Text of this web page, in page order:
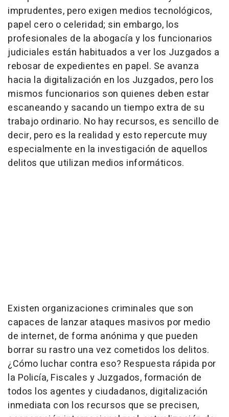
imprudentes, pero exigen medios tecnológicos,
papel cero o celeridad; sin embargo, los
profesionales de la abogacía y los funcionarios
judiciales están habituados a ver los Juzgados a
rebosar de expedientes en papel. Se avanza
hacia la digitalización en los Juzgados, pero los
mismos funcionarios son quienes deben estar
escaneando y sacando un tiempo extra de su
trabajo ordinario. No hay recursos, es sencillo de
decir, pero es la realidad y esto repercute muy
especialmente en la investigación de aquellos
delitos que utilizan medios informáticos.
Existen organizaciones criminales que son
capaces de lanzar ataques masivos por medio
de internet, de forma anónima y que pueden
borrar su rastro una vez cometidos los delitos.
¿Cómo luchar contra eso? Respuesta rápida por
la Policía, Fiscales y Juzgados, formación de
todos los agentes y ciudadanos, digitalización
inmediata con los recursos que se precisen,